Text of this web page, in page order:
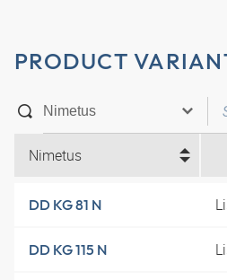
PRODUCT
Nimetus
DD KG 81 N
DD KG 115 N